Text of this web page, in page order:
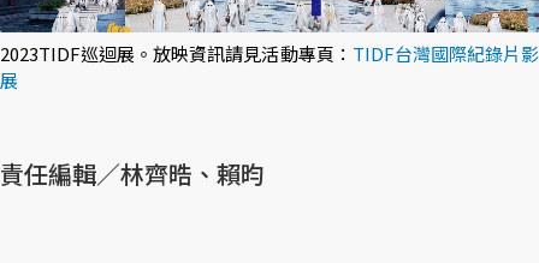
2023TIDF巡迴展。放映資訊請見活動專頁： TIDF台灣國際紀錄片影
展
責任編輯／林齊晧、賴昀